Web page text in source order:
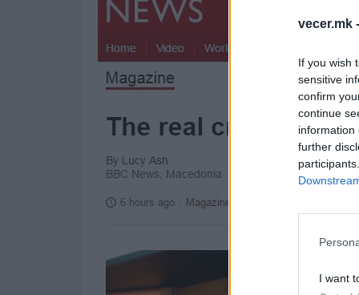
vecer.mk -
If you wish
sensitive
confirm
continue
information
further
I want